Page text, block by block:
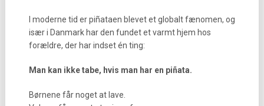
I moderne tid er piñataen blevet et globalt fænomen, og
især i Danmark har den fundet et varmt hjem hos
forældre, der har indset én ting:
Man kan ikke tabe, hvis man har en piñata.
Børnene får noget at lave.